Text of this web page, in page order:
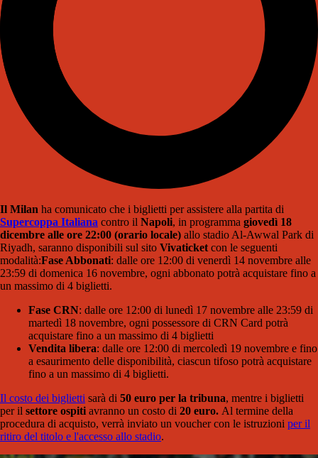
Il Milan ha comunicato che i biglietti per assistere alla partita di
Supercoppa Italiana contro il Napoli, in programma giovedì 18
dicembre alle ore 22:00 (orario locale) allo stadio Al-Awwal Park di
Riyadh, saranno disponibili sul sito Vivaticketcon le seguenti
modalità:Fase Abbonati: dalle ore 12:00 di venerdì 14 novembre alle
23:59 di domenica 16 novembre, ogni abbonato potrà acquistare fino a
un massimo di 4 biglietti.
Fase CRN: dalle ore 12:00 di lunedì 17 novembre alle 23:59 di
martedì 18 novembre, ogni possessore di CRN Card potrà
acquistare fino a un massimo di 4 biglietti
Vendita libera: dalle ore 12:00 di mercoledì 19 novembre e fino
a esaurimento delle disponibilità, ciascun tifoso potrà acquistare
fino a un massimo di 4 biglietti.
Il costo dei biglietti sarà di 50 euro per la tribuna, mentre i biglietti
per il settore ospitiavranno un costo di 20 euro. Al termine della
procedura di acquisto, verrà inviato un voucher con le istruzioni per il
ritiro del titolo e l'accesso allo stadio.